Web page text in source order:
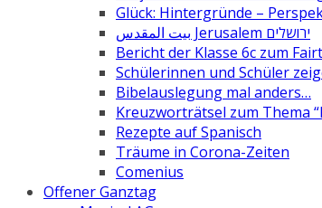
Glück: Hintergründe –
بيت المقدس Jerusalem ירושלים
Bericht der Klasse 6c zum
Schülerinnen und Schüler
Bibelauslegung mal anders…
Kreuzworträtsel zum Thema
Rezepte auf Spanisch
Träume in Corona-Zeiten
Comenius
Offener Ganztag